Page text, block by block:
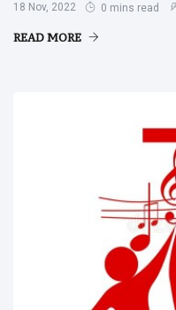
18 Nov, 2022 0 mins read
READ MORE